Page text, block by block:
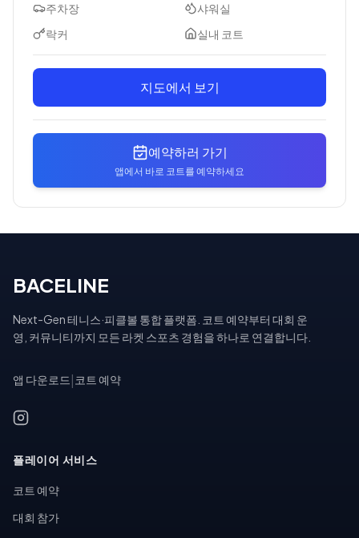
주차장
샤워실
락커
실내 코트
지도에서 보기
예약하러 가기
앱에서 바로 코트를 예약하세요
BACELINE
Next-Gen 테니스·피클볼 통합 플랫폼. 코트 예약부터 대회 운
영, 커뮤니티까지 모든 라켓 스포츠 경험을 하나로 연결합니다.
앱 다운로드 코트 예약
플레이어 서비스
코트 예약
대회 참가